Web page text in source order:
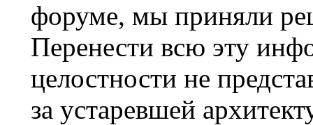
форуме, мы приняли
Перенести всю эту
целостности не
за устаревшей